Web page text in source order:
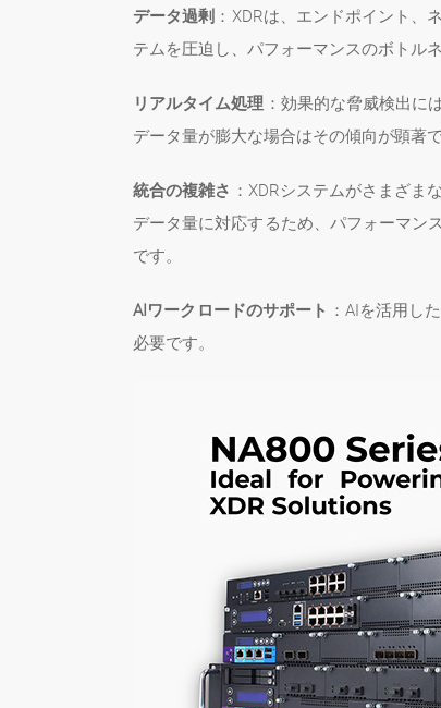
データ過剰 ：XDRは、エンドポイント
テムを圧迫し、パフォーマンスのボトル
リアルタイム処理 ：効果的な脅威検出に
データ量が膨大な場合はその傾向が顕著で
統合の複雑さ ：XDRシステムがさまざ
データ量に対応するため、パフォーマン
です。
AIワークロードのサポート ：AIを活用し
必要です。